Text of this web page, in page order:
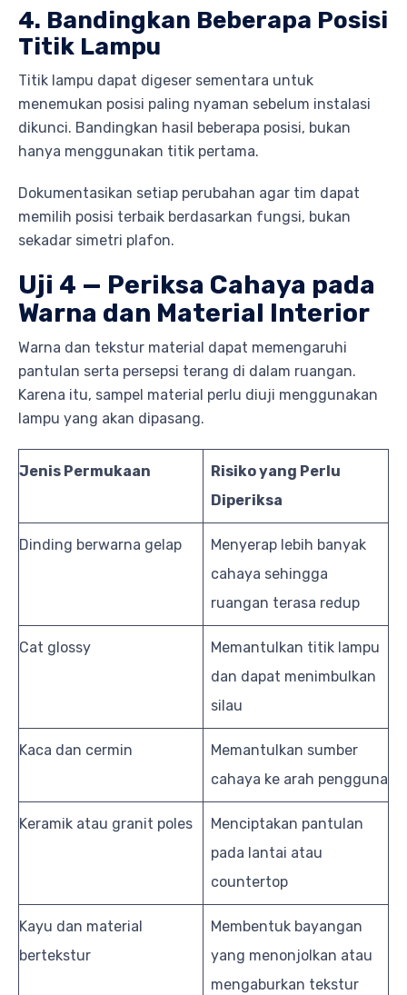
4. Bandingkan Beberapa Posisi
Titik Lampu
Titik lampu dapat digeser sementara untuk
menemukan posisi paling nyaman sebelum instalasi
dikunci. Bandingkan hasil beberapa posisi, bukan
hanya menggunakan titik pertama.
Dokumentasikan setiap perubahan agar tim dapat
memilih posisi terbaik berdasarkan fungsi, bukan
sekadar simetri plafon.
Uji 4 — Periksa Cahaya pada
Warna dan Material Interior
Warna dan tekstur material dapat memengaruhi
pantulan serta persepsi terang di dalam ruangan.
Karena itu, sampel material perlu diuji menggunakan
lampu yang akan dipasang.
Jenis Permukaan
Risiko yang Perlu
Diperiksa
Dinding berwarna gelap
Menyerap lebih banyak
cahaya sehingga
ruangan terasa redup
Cat glossy
Memantulkan titik lampu
dan dapat menimbulkan
silau
Kaca dan cermin
Memantulkan sumber
cahaya ke arah pengguna
Keramik atau granit poles
Menciptakan pantulan
pada lantai atau
countertop
Kayu dan material
bertekstur
Membentuk bayangan
yang menonjolkan atau
mengaburkan tekstur